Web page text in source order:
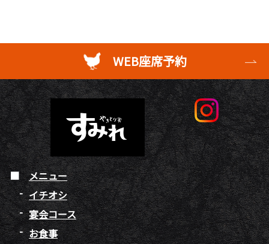
WEB座席予約
メニュー
イチオシ
宴会コース
お食事